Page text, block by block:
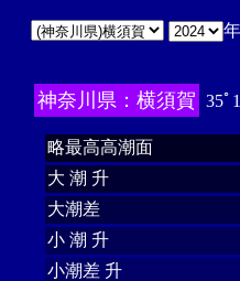
年
神奈川県：横須賀 35ﾟ
略最高高潮面
大 潮 升
大潮差
小 潮 升
小潮差 升